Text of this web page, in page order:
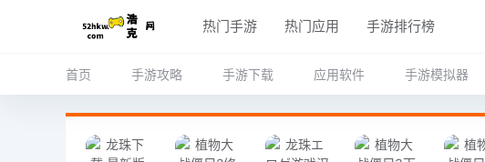
热门手游 热门应用 手游排行榜
首页 手游攻略 手游下载 应用软件 手游模拟器